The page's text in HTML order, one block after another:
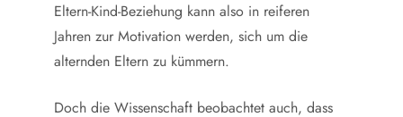
Eltern-Kind-Beziehung kann also in reiferen
Jahren zur Motivation werden, sich um die
alternden Eltern zu kümmern.
Doch die Wissenschaft beobachtet auch, dass